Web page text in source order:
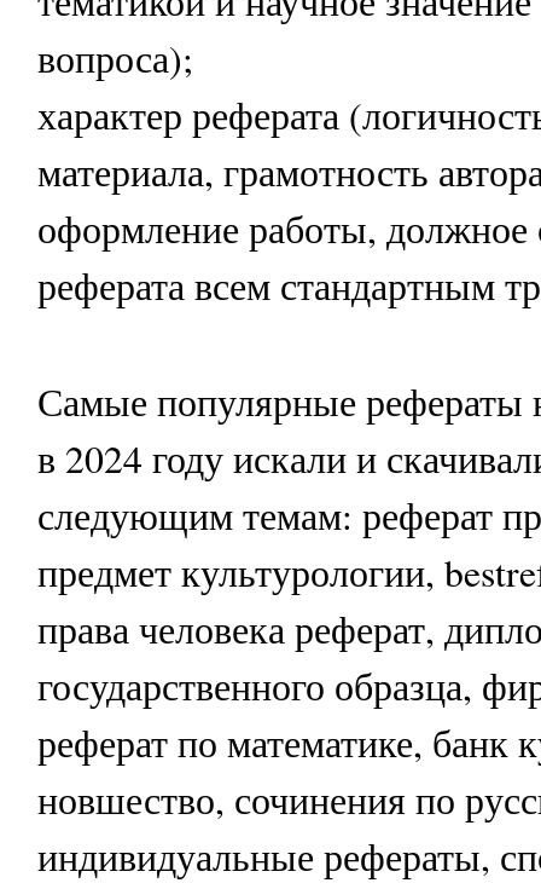
вопроса);
характер реферата
материала, грамотность
оформление работы, должное
реферата всем стандартным
Самые популярные рефераты
в 2024 году искали и
следующим темам: реферат
предмет культурологии,
права человека реферат,
государственного образца,
реферат по математике, банк
новшество, сочинения по
индивидуальные рефераты,